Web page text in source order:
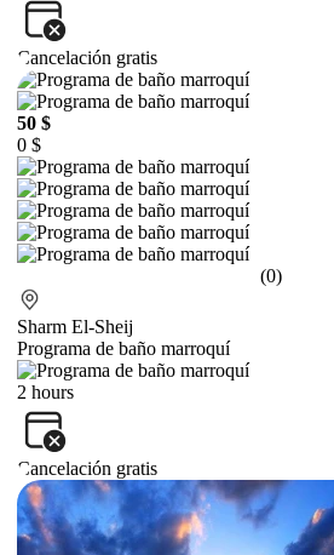
Cancelación gratis
50 $
0 $
(0)
Sharm El-Sheij
Programa de baño marroquí
2 hours
Cancelación gratis